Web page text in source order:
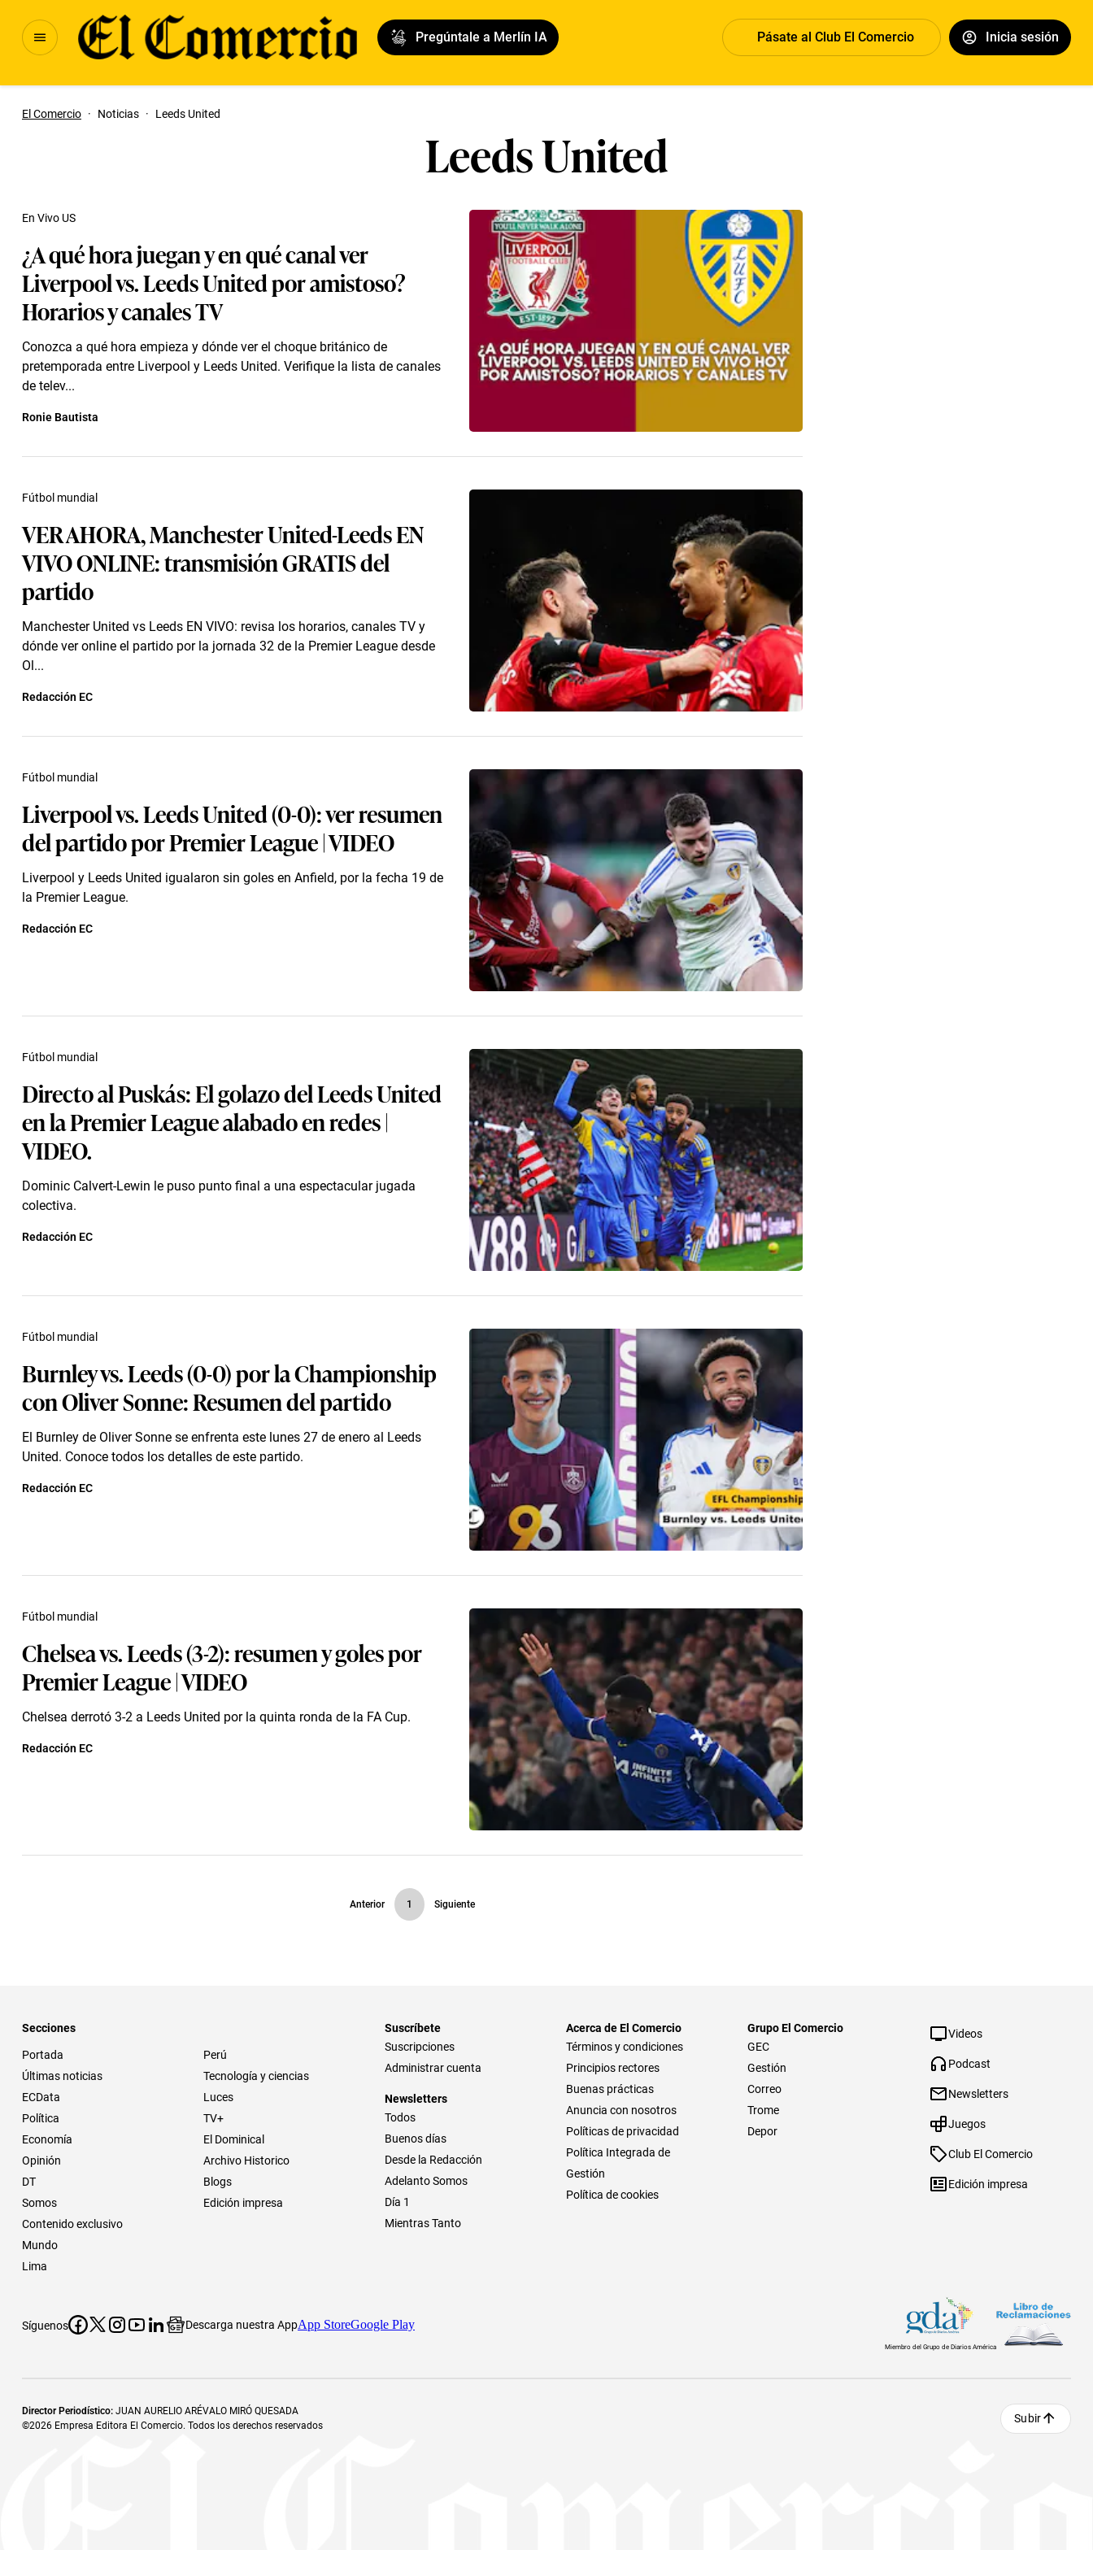
Pregúntale a Merlín IA Pásate al Club El Comercio Inicia sesión
El Comercio · Noticias · Leeds United
Leeds United
¿A qué hora juegan y en qué canal ver
Liverpool vs. Leeds United por amistoso?
Horarios y canales TV
Conozca a qué hora empieza y dónde ver el choque británico de
pretemporada entre Liverpool y Leeds United. Verifique la lista de canales
de telev...
En Vivo US
Ronie Bautista
VER AHORA, Manchester United-Leeds EN
VIVO ONLINE: transmisión GRATIS del
partido
Manchester United vs Leeds EN VIVO: revisa los horarios, canales TV y
dónde ver online el partido por la jornada 32 de la Premier League desde
Ol...
Fútbol mundial
Redacción EC
Liverpool vs. Leeds United (0-0): ver resumen
del partido por Premier League | VIDEO
Liverpool y Leeds United igualaron sin goles en Anfield, por la fecha 19 de
la Premier League.
Fútbol mundial
Redacción EC
Directo al Puskás: El golazo del Leeds United
en la Premier League alabado en redes |
VIDEO.
Dominic Calvert-Lewin le puso punto final a una espectacular jugada
colectiva.
Fútbol mundial
Redacción EC
Burnley vs. Leeds (0-0) por la Championship
con Oliver Sonne: Resumen del partido
El Burnley de Oliver Sonne se enfrenta este lunes 27 de enero al Leeds
United. Conoce todos los detalles de este partido.
Fútbol mundial
Redacción EC
Chelsea vs. Leeds (3-2): resumen y goles por
Premier League | VIDEO
Chelsea derrotó 3-2 a Leeds United por la quinta ronda de la FA Cup.
Fútbol mundial
Redacción EC
Anterior 1 Siguiente
Secciones
Portada
Últimas noticias
ECData
Política
Economía
Opinión
DT
Somos
Contenido exclusivo
Mundo
Lima
Perú
Tecnología y ciencias
Luces
TV+
El Dominical
Archivo Historico
Blogs
Edición impresa
Suscríbete
Suscripciones
Administrar cuenta
Newsletters
Todos
Buenos días
Desde la Redacción
Adelanto Somos
Día 1
Mientras Tanto
Acerca de El Comercio
Términos y condiciones
Principios rectores
Buenas prácticas
Anuncia con nosotros
Políticas de privacidad
Política Integrada de
Gestión
Política de cookies
Grupo El Comercio
GEC
Gestión
Correo
Trome
Depor
Videos
Podcast
Newsletters
Juegos
Club El Comercio
Edición impresa
Síguenos Descarga nuestra AppApp StoreGoogle Play
Miembro del Grupo de Diarios América
Director Periodístico: JUAN AURELIO ARÉVALO MIRÓ QUESADA
©2026 Empresa Editora El Comercio. Todos los derechos reservados
Subir